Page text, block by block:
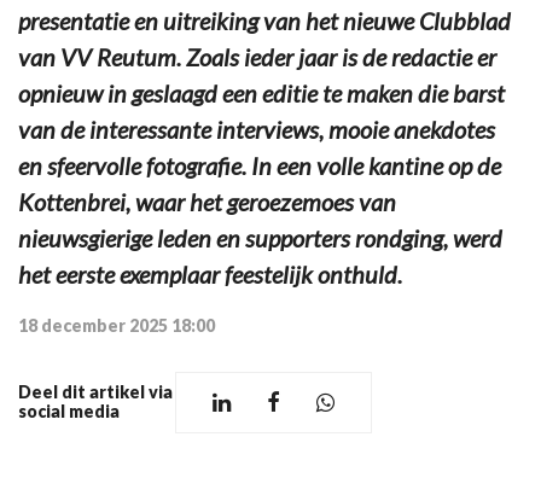
presentatie en uitreiking van het nieuwe Clubblad
van VV Reutum. Zoals ieder jaar is de redactie er
opnieuw in geslaagd een editie te maken die barst
van de interessante interviews, mooie anekdotes
en sfeervolle fotografie. In een volle kantine op de
Kottenbrei, waar het geroezemoes van
nieuwsgierige leden en supporters rondging, werd
het eerste exemplaar feestelijk onthuld.
18 december 2025 18:00
Deel dit artikel via
social media